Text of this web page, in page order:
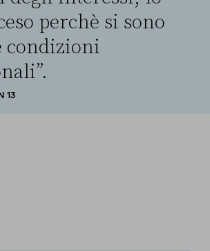
perchè si sono
condizioni
13